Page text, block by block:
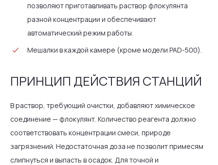
позволяют приготавливать раствор флокулянта
разной концентрации и обеспечивают
автоматический режим работы.
Мешалки в каждой камере (кроме модели PAD-500).
ПРИНЦИП ДЕЙСТВИЯ СТАНЦИЙ
В раствор, требующий очистки, добавляют химическое
соединение — флокулянт. Количество реагента должно
соответствовать концентрации смеси, природе
загрязнений. Недостаточная доза не позволит примесям
слипнуться и выпасть в осадок. Для точной и